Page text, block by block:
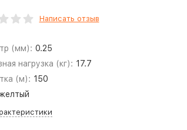
Написать отзыв
(мм): 0.25
нагрузка (кг): 17.7
(м): 150